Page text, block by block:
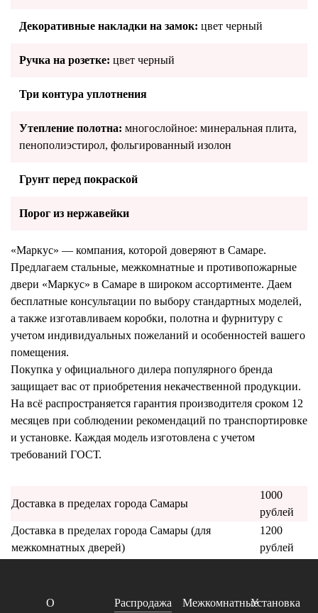
Декоративные накладки на замок: цвет черный
Ручка на розетке: цвет черный
Три контура уплотнения
Утепление полотна: многослойное: минеральная плита,
пенополиэстирол, фольгированный изолон
Грунт перед покраской
Порог из нержавейки
«Маркус» — компания, которой доверяют в Самаре.
Предлагаем стальные, межкомнатные и противопожарные
двери «Маркус» в Самаре в широком ассортименте. Даем
бесплатные консультации по выбору стандартных моделей,
а также изготавливаем коробки, полотна и фурнитуру с
учетом индивидуальных пожеланий и особенностей вашего
помещения.
Покупка у официального дилера популярного бренда
защищает вас от приобретения некачественной продукции.
На всё распространяется гарантия производителя сроком 12
месяцев при соблюдении рекомендаций по транспортировке
и установке. Каждая модель изготовлена с учетом
требований ГОСТ.
Доставка в пределах города Самары
1000
рублей
Доставка в пределах города Самары (для
межкомнатных дверей)
1200
рублей
О
Распродажа
МежкомнатныеУстановка